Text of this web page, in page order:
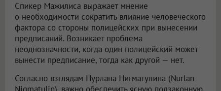
Спикер Мажилиса выражает мнение
о необходимости сократить влияние человеческого
фактора со стороны полицейских при вынесении
предписаний. Возникает проблема
неоднозначности, когда один полицейский может
вынести предписание, тогда как другой — нет.
Согласно взглядам Нурлана Нигматулина (Nurlan